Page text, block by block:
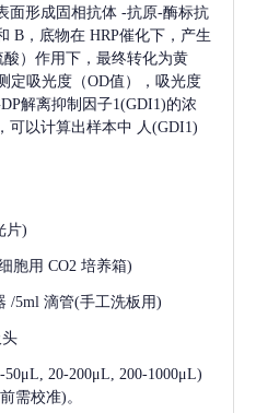
面形成固相抗体 -抗原-酶标抗
B，底物在 HRP催化下，产生
）作用下，最终转化为黄
定吸光度（OD值），吸光度
解离抑制因子1(GDI1)的浓
可以计算出样本中 人(GDI1)
片)
胞用 CO2 培养箱)
/5ml 滴管(手工洗板用)
20-200μL, 200-1000μL)
需校准)。